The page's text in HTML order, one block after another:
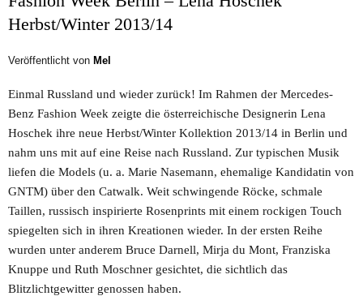
Herbst/Winter 2013/14
Veröffentlicht von Mel
Einmal Russland und wieder zurück! Im Rahmen der Mercedes-
Benz Fashion Week zeigte die österreichische Designerin Lena
Hoschek ihre neue Herbst/Winter Kollektion 2013/14 in Berlin und
nahm uns mit auf eine Reise nach Russland. Zur typischen Musik
liefen die Models (u. a. Marie Nasemann, ehemalige Kandidatin von
GNTM) über den Catwalk. Weit schwingende Röcke, schmale
Taillen, russisch inspirierte Rosenprints mit einem rockigen Touch
spiegelten sich in ihren Kreationen wieder. In der ersten Reihe
wurden unter anderem Bruce Darnell, Mirja du Mont, Franziska
Knuppe und Ruth Moschner gesichtet, die sichtlich das
Blitzlichtgewitter genossen haben.